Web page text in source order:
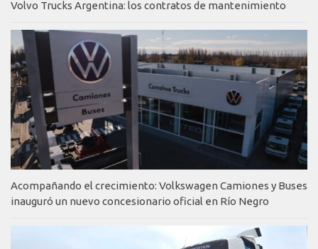
Volvo Trucks Argentina: los contratos de mantenimiento
Acompañando el crecimiento: Volkswagen Camiones y Buses
inauguró un nuevo concesionario oficial en Río Negro